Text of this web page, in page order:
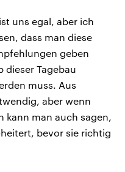
uns egal, aber ich
dass man diese
geben
dieser Tagebau
muss. Aus
aber wenn
kann man auch sagen,
bevor sie richtig